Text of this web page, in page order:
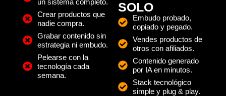
Crear productos que
nadie compra.
Grabar contenido sin
estrategia ni embudo.
Pelearse con la
tecnología cada
semana.
SOLO
Embudo probado,
copiado y pegado.
Vendes productos de
otros con afiliados.
Contenido generado
por IA en minutos.
Stack tecnológico
simple y plug & play.